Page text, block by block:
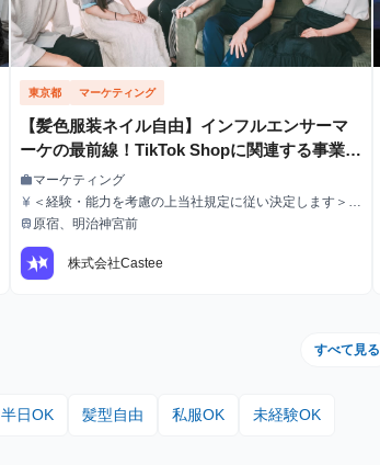
東京都 マーケティング
【髪色服装ネイル自由】インフルエンサーマ
ーケの最前線！TikTok Shopに関連する事業で
長期インターンを募集します
職種
workマーケティング
給与
currency_yen ＜経験・能力を考慮の上当社規定に従い決定します＞
・時給1,250円〜 ・昇給：実績に応じて有
最寄駅
train 原宿、明治神宮前
株式会社Castee
すべて見る
半日OK 髪型自由 私服OK 未経験OK